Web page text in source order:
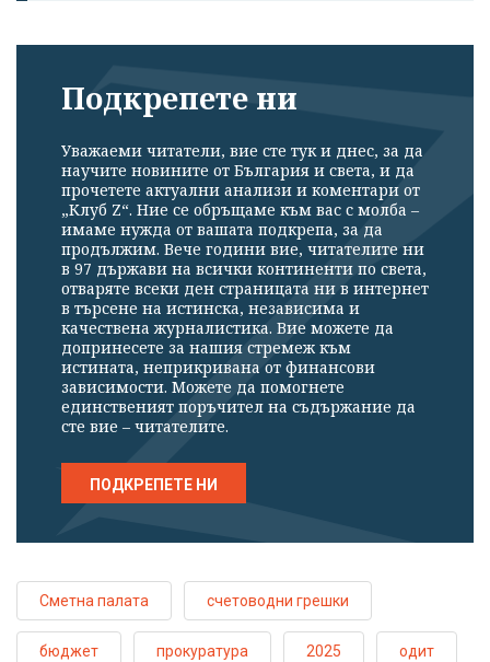
Подкрепете ни
Уважаеми читатели, вие сте тук и днес, за да
научите новините от България и света, и да
прочетете актуални анализи и коментари от
„Клуб Z“. Ние се обръщаме към вас с молба –
имаме нужда от вашата подкрепа, за да
продължим. Вече години вие, читателите ни
в 97 държави на всички континенти по света,
отваряте всеки ден страницата ни в интернет
в търсене на истинска, независима и
качествена журналистика. Вие можете да
допринесете за нашия стремеж към
истината, неприкривана от финансови
зависимости. Можете да помогнете
единственият поръчител на съдържание да
сте вие – читателите.
ПОДКРЕПЕТЕ НИ
Сметна палата счетоводни грешки
бюджет прокуратура 2025 одит